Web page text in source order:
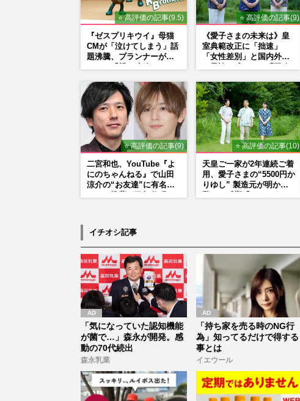
⭐ 高評価の記事(9.5)
『ゼスプリキウイ』母猫
CMが「泣けてしまう」話
題沸騰、プランナーが明
⭐ 高評価の記事(9)
《愛子さまの未来は》皇
室典範改正に「拙速」
「女性差別」と国内外か
⭐ 高評価の記事(9)
二宮和也、YouTube『よ
にのちゃんねる』で山田
涼介の“お友達”に有名ホ
⭐ 高評価の記事(10)
天皇ご一家が2年連続ご着
用、愛子さまの“5500円か
りゆし” 製造元が明かす
イチオシ記事
「気になっていた認知機能
が菌で…」森永が開発。感
動の70代続出
森永乳業
「持ち家を売る時のNG行
為」知ってるだけで得する
事とは
イエウール